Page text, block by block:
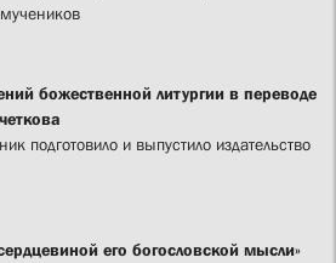
божественной литургии в переводе
подготовило и выпустило издательство
его богословской мысли»